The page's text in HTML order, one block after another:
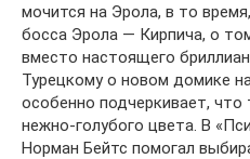
мочится на Эрола, в то
босса Эрола — Кирпича, о
вместо настоящего
Турецкому о новом домике
особенно подчеркивает,
нежно-голубого цвета. В
Норман Бейтс помогал